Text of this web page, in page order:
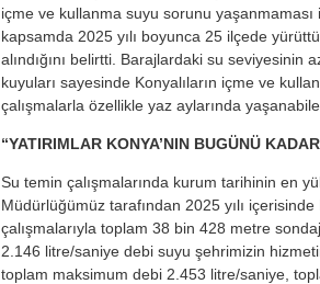
içme ve kullanma suyu sorunu yaşanmaması
kapsamda 2025 yılı boyunca 25 ilçede
alındığını belirtti. Barajlardaki su seviyesinin
kuyuları sayesinde Konyalıların içme ve
çalışmalarla özellikle yaz aylarında
“YATIRIMLAR KONYA’NIN BUGÜNÜ
Su temin çalışmalarında kurum tarihinin en
Müdürlüğümüz tarafından 2025 yılı
çalışmalarıyla toplam 38 bin 428 metre
2.146 litre/saniye debi suyu şehrimizin
toplam maksimum debi 2.453 litre/saniye,